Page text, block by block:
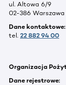
ul. Altowa 6/9
02-386 Warszawa
Dane kontaktowe:
tel. 22 882 94 00
Organizacja
Dane rejestrowe: